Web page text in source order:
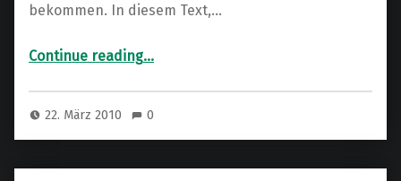
bekommen. In diesem Text,…
Continue reading…
22. März 2010 0